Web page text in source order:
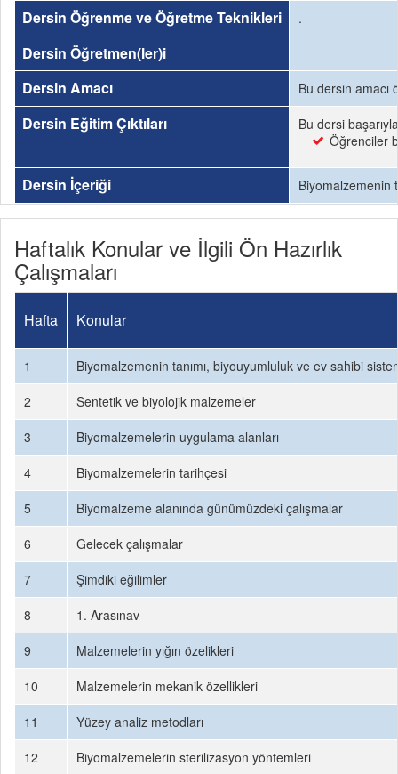
Dersin Öğrenme ve Öğretme Teknikleri
.
Dersin Öğretmen(ler)i
Dersin Amacı
Bu dersin amacı
Dersin Eğitim Çıktıları
Bu dersi
Öğrenciler
Dersin İçeriği Biyomalzemenin
Haftalık Konular ve İlgili Ön Hazırlık
Çalışmaları
Hafta Konular
1
Biyomalzemenin tanımı, biyouyumluluk ve ev sahibi
2
Sentetik ve biyolojik malzemeler
3
Biyomalzemelerin uygulama alanları
4
Biyomalzemelerin tarihçesi
5
Biyomalzeme alanında günümüzdeki çalışmalar
6
Gelecek çalışmalar
7
Şimdiki eğilimler
8
1. Arasınav
9
Malzemelerin yığın özelikleri
10
Malzemelerin mekanik özellikleri
11
Yüzey analiz metodları
12
Biyomalzemelerin sterilizasyon yöntemleri